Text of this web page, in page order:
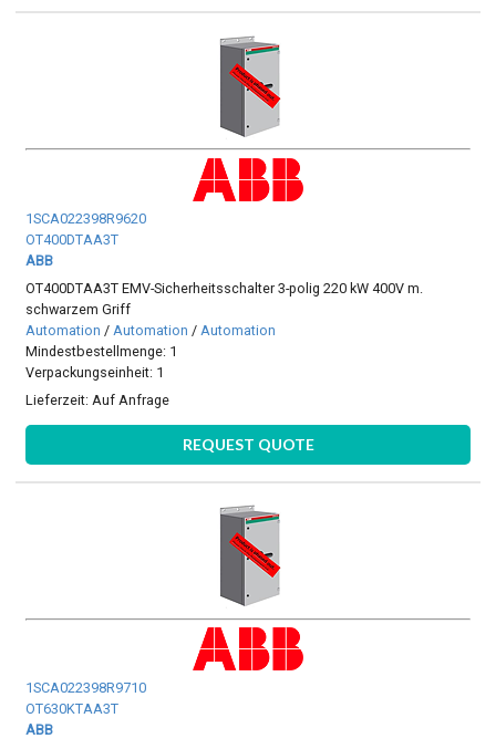
1SCA022398R9620
OT400DTAA3T
ABB
OT400DTAA3T EMV-Sicherheitsschalter 3-polig 220 kW 400V m.
schwarzem Griff
Automation /Automation /Automation
Mindestbestellmenge: 1
Verpackungseinheit: 1
Lieferzeit:Auf Anfrage
REQUEST QUOTE
1SCA022398R9710
OT630KTAA3T
ABB